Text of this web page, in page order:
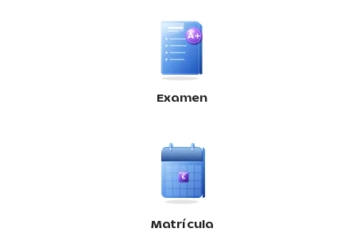
Examen
Matrícula